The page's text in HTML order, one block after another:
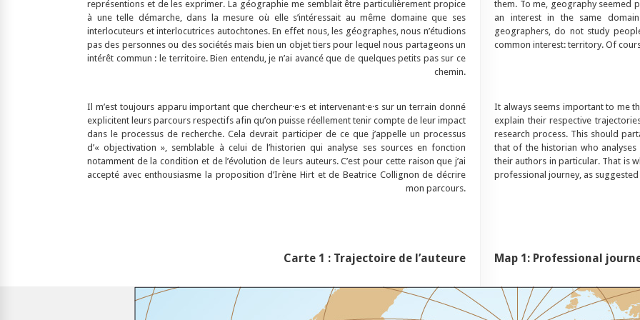
représentions et de les exprimer. La géographie me semblait être particulièrement propice
à une telle démarche, dans la mesure où elle s’intéressait au même domaine que ses
interlocuteurs et interlocutrices autochtones. En effet nous, les géographes, nous n’étudions
pas des personnes ou des sociétés mais bien un objet tiers pour lequel nous partageons un
intérêt commun : le territoire. Bien entendu, je n’ai avancé que de quelques petits pas sur ce
chemin.
them. To me, geography seemed
an interest in the same
geographers, do not study
common interest: territory. Of
Il m’est toujours apparu important que chercheur·e·s et intervenant·e·s sur un terrain donné
explicitent leurs parcours respectifs afin qu’on puisse réellement tenir compte de leur impact
dans le processus de recherche. Cela devrait participer de ce que j’appelle un processus
d’« objectivation », semblable à celui de l’historien qui analyse ses sources en fonction
notamment de la condition et de l’évolution de leurs auteurs. C’est pour cette raison que j’ai
accepté avec enthousiasme la proposition d’Irène Hirt et de Beatrice Collignon de décrire
mon parcours.
It always seems important to me
explain their respective
research process. This should
that of the historian who
their authors in particular. That is
professional journey, as
Carte 1 : Trajectoire de l’auteure Map 1: Professional